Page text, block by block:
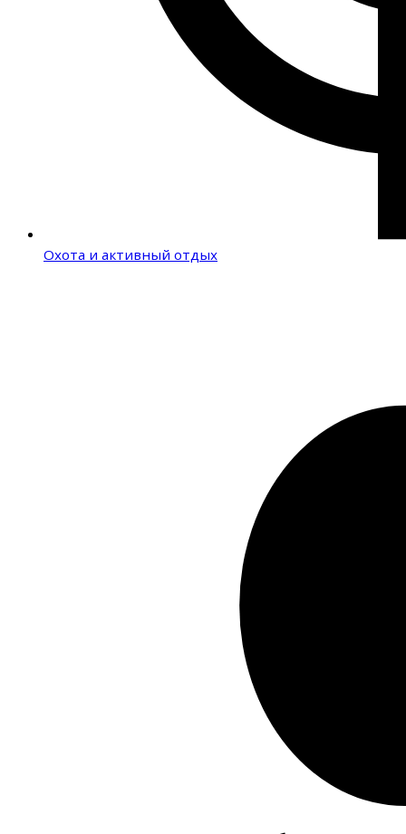
Охота и активный отдых